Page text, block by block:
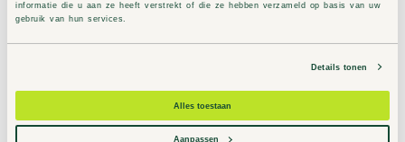
informatie die u aan ze heeft verstrekt of die ze hebben verzameld op basis van uw
gebruik van hun services.
Details tonen
Alles toestaan
Aanpassen
Hoe wil je kamperen?
Camping in het bos
Overnachten in het bos